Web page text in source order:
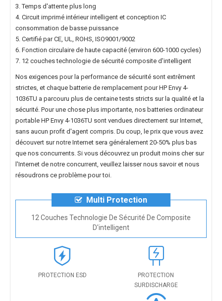
3. Temps d'attente plus long
4. Circuit imprimé intérieur intelligent et conception IC
consommation de basse puissance
5. Certifié par CE, UL, ROHS, ISO9001/9002
6. Fonction circulaire de haute capacité (environ 600-1000 cycles)
7. 12 couches technologie de sécurité composite d'intelligent
Nos exigences pour la performance de sécurité sont extrêment
strictes, et chaque batterie de remplacement pour HP Envy 4-
1036TU a parcouru plus de centaine tests stricts sur la qualité et la
sécurité. Pour une chose plus importante, nos batteries ordinateur
portable HP Envy 4-1036TU sont vendues directement sur Internet,
sans aucun profit d'agent compris. Du coup, le prix que vous avez
découvert sur notre Internet sera généralement 20-50% plus bas
que nos concurrents. Si vous découvrez un produit moins cher sur
l'Internet de notre concurrent, veuillez laisser nous savoir et nous
résoudrons ce problème pour toi.
Multi Protection
12 Couches Technologie De Sécurité De Composite
D'intelligent
PROTECTION ESD
PROTECTION
SURDISCHARGE